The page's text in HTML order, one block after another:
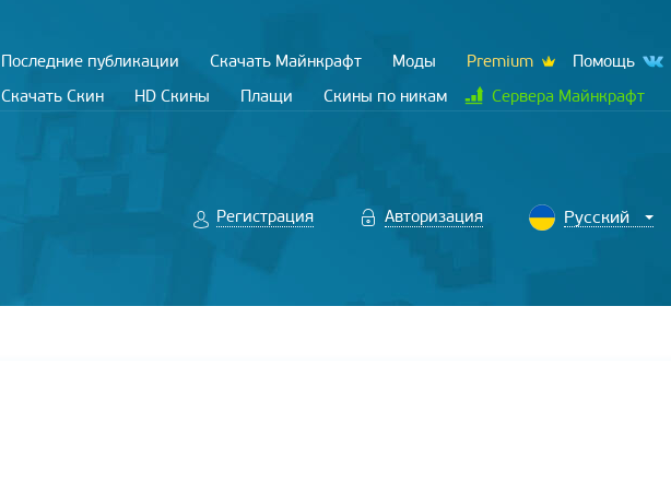
Последние публикации Скачать Майнкрафт Моды Premium
Помощь
Скачать Скин
HD Скины Плащи Скины по никам Сервера Майнкрафт
Регистрация Авторизация